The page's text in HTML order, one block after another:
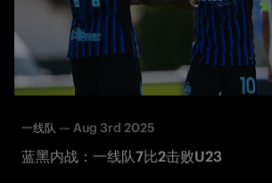
一线队 — Aug 3rd 2025
蓝黑内战：一线队7比2击败U23